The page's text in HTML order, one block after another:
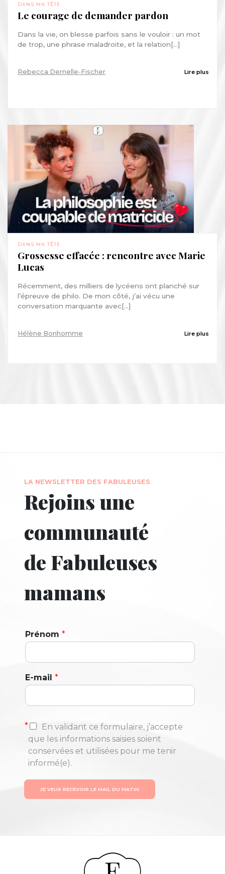
DANS MA TÊTE
Le courage de demander pardon
Dans la vie, on blesse parfois sans le vouloir : un mot
de trop, une phrase maladroite, et la relation[...]
Rebecca Dernelle-Fischer Lire plus
DANS MA TÊTE
Grossesse effacée : rencontre avec Marie
Lucas
Récemment, des milliers de lycéens ont planché sur
l’épreuve de philo. De mon côté, j’ai vécu une
conversation marquante avec[...]
Hélène Bonhomme Lire plus
LA NEWSLETTER DES FABULEUSES
Rejoins une
communauté
de Fabuleuses
mamans
Prénom *
E-mail *
*
En validant ce formulaire, j’accepte
que les informations saisies soient
conservées et utilisées pour me tenir
informé(e).
JE VEUX RECEVOIR LE MAIL DU MATIN